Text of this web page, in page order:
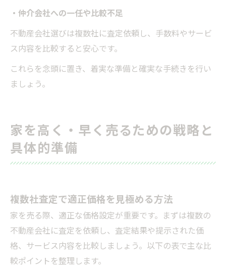
・仲介会社への一任や比較不足
不動産会社選びは複数社に査定依頼し、手数料やサービ
ス内容を比較すると安心です。
これらを念頭に置き、着実な準備と確実な手続きを行い
ましょう。
家を高く・早く売るための戦略と
具体的準備
複数社査定で適正価格を見極める方法
家を売る際、適正な価格設定が重要です。まずは複数の
不動産会社に査定を依頼し、査定結果や提示された価
格、サービス内容を比較しましょう。以下の表で主な比
較ポイントを整理します。